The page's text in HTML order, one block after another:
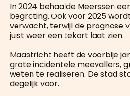
In 2024 behaalde Meerssen
begroting. Ook voor 2025
verwacht, terwijl de prognose
juist weer een tekort laat zien.
Maastricht heeft de voorbije
grote incidentele meevallers,
weten te realiseren. De stad
degelijk voor.